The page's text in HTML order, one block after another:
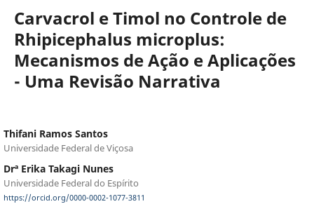
Carvacrol e Timol no Controle de
Rhipicephalus microplus:
Mecanismos de Ação e Aplicações
- Uma Revisão Narrativa
Thifani Ramos Santos
Universidade Federal de Viçosa
Drª Erika Takagi Nunes
Universidade Federal do Espírito
https://orcid.org/0000-0002-1077-3811